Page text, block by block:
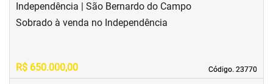
Independência | São Bernardo do Campo
Código. 23770
Código. 23770
Sobrado à venda no Independência
R$ 650.000,00